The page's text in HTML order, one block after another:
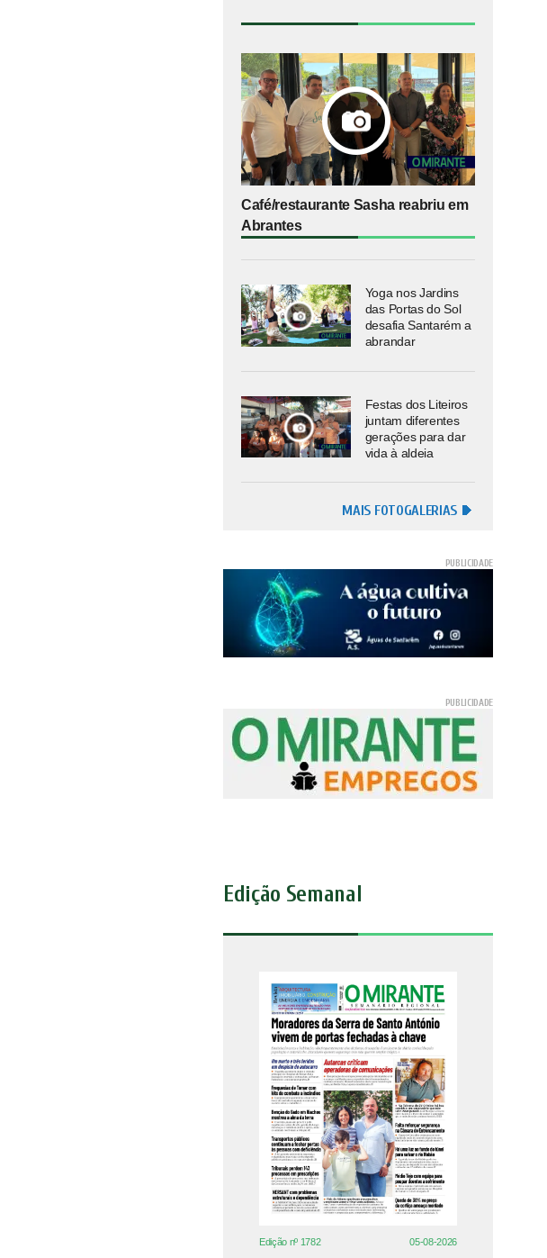
Café/restaurante Sasha reabriu em
Abrantes
Yoga nos Jardins
das Portas do Sol
desafia Santarém a
abrandar
Festas dos Liteiros
juntam diferentes
gerações para dar
vida à aldeia
MAIS FOTOGALERIAS
Edição Semanal
Edição nº 1782 05-08-2026